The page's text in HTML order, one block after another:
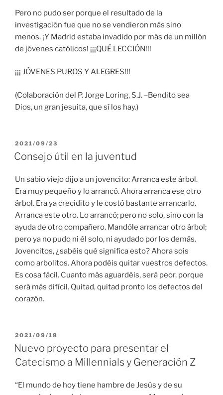
Pero no pudo ser porque el resultado de la
investigación fue que no se vendieron más sino
menos. ¡Y Madrid estaba invadido por más de un millón
de jóvenes católicos! ¡¡¡QUÉ LECCIÓN!!!
¡¡¡ JÓVENES PUROS Y ALEGRES!!!
(Colaboración del P. Jorge Loring, S.J. –Bendito sea
Dios, un gran jesuita, que sí los hay.)
PUBLICADO
EL
2021/09/23
Consejo útil en la juventud
Un sabio viejo dijo a un jovencito: Arranca este árbol.
Era muy pequeño y lo arrancó. Ahora arranca ese otro
árbol. Era ya crecidito y le costó bastante arrancarlo.
Arranca este otro. Lo arrancó; pero no solo, sino con la
ayuda de otro compañero. Mandóle arrancar otro árbol;
pero ya no pudo ni él solo, ni ayudado por los demás.
Jovencitos, ¿sabéis qué significa esto? Ahora sois
como arbolitos. Ahora podéis quitar vuestros defectos.
Es cosa fácil. Cuanto más aguardéis, será peor, porque
será más difícil. Quitad, quitad pronto los defectos del
corazón.
PUBLICADO
EL
2021/09/18
Nuevo proyecto para presentar el
Catecismo a Millennials y Generación Z
“El mundo de hoy tiene hambre de Jesús y de su